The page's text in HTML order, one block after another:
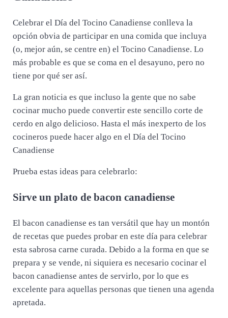
Celebrar el Día del Tocino Canadiense conlleva la
opción obvia de participar en una comida que incluya
(o, mejor aún, se centre en) el Tocino Canadiense. Lo
más probable es que se coma en el desayuno, pero no
tiene por qué ser así.
La gran noticia es que incluso la gente que no sabe
cocinar mucho puede convertir este sencillo corte de
cerdo en algo delicioso. Hasta el más inexperto de los
cocineros puede hacer algo en el Día del Tocino
Canadiense
Prueba estas ideas para celebrarlo:
Sirve un plato de bacon canadiense
El bacon canadiense es tan versátil que hay un montón
de recetas que puedes probar en este día para celebrar
esta sabrosa carne curada. Debido a la forma en que se
prepara y se vende, ni siquiera es necesario cocinar el
bacon canadiense antes de servirlo, por lo que es
excelente para aquellas personas que tienen una agenda
apretada.